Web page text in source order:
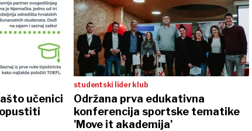
učenici
studentski lider klub
Održana prva edukativna
konferencija sportske tematike
'Move it akademija'